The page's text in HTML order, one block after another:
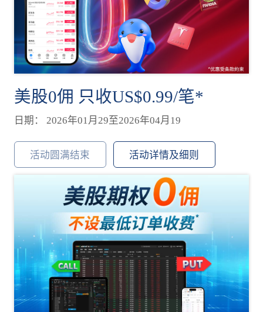
美股0佣 只收US$0.99/笔*
日期： 2026年01月29至2026年04月19
活动圆满结束 活动详情及细则